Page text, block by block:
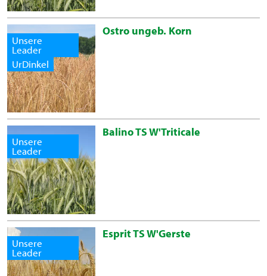
Unsere
Leader
UrDinkel
Ostro ungeb. Korn
Unsere
Leader
Balino TS W'Triticale
Unsere
Leader
Esprit TS W'Gerste